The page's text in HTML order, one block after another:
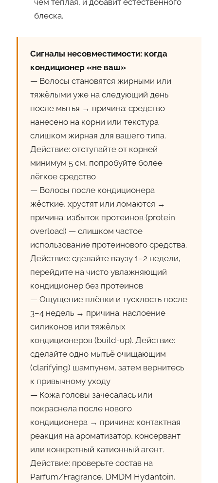
блеска.
Сигналы несовместимости: когда
кондиционер «не ваш»
— Волосы становятся жирными или
тяжёлыми уже на следующий день
после мытья → причина: средство
нанесено на корни или текстура
слишком жирная для вашего типа.
Действие: отступайте от корней
минимум 5 см, попробуйте более
лёгкое средство
— Волосы после кондиционера
жёсткие, хрустят или ломаются →
причина: избыток протеинов (protein
overload) — слишком частое
использование протеинового средства.
Действие: сделайте паузу 1–2 недели,
перейдите на чисто увлажняющий
кондиционер без протеинов
— Ощущение плёнки и тусклость после
3–4 недель → причина: наслоение
силиконов или тяжёлых
кондиционеров (build-up). Действие:
сделайте одно мытьё очищающим
(clarifying) шампунем, затем вернитесь
к привычному уходу
— Кожа головы зачесалась или
покраснела после нового
кондиционера → причина: контактная
реакция на ароматизатор, консервант
или конкретный катионный агент.
Действие: проверьте состав на
Parfum/Fragrance, DMDM Hydantoin,